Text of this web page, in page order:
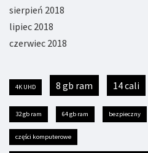
sierpień 2018
lipiec 2018
czerwiec 2018
4K UHD 8 gb ram 14 cali
32 gb ram 64 gb ram bezpieczny
części komputerowe